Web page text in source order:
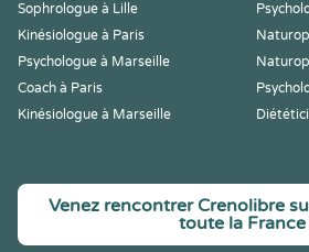
Sophrologue à Lille
Kinésiologue à Paris
Psychologue à Marseille
Coach à Paris
Kinésiologue à Marseille
Venez rencontrer Crenolibre
toute la France